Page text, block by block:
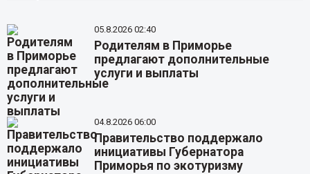
05.8.2026 02:40
Родителям в Приморье
предлагают дополнительные
услуги и выплаты
04.8.2026 06:00
Правительство поддержало
инициативы Губернатора
Приморья по экотуризму